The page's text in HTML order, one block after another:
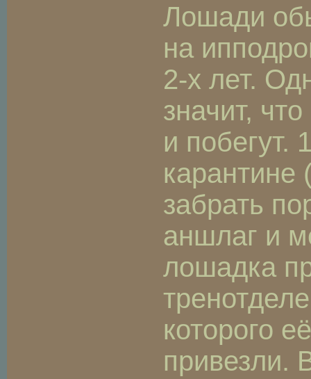
Лошади
на
2-х лет.
значит,
и побегут.
карантине
забрать
аншлаг и
лошадка
которого
привезли.